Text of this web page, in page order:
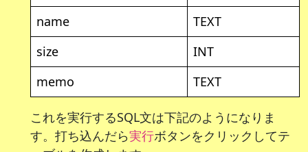
name
TEXT
size
INT
memo
TEXT
これを実行するSQL文は下記のようになりま
す。打ち込んだら実行ボタンをクリックしてテ